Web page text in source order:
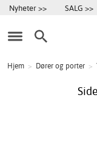
Nyheter >> SALG >>
Hjem > Dører og porter >